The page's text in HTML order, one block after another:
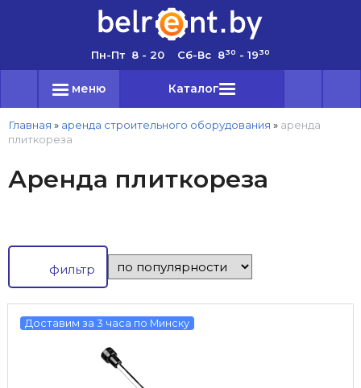
Пн-Пт 8 - 20 Сб-Вс 830 - 1930
меню Каталог
Главная » аренда строительного оборудования » аренда
плиткореза
Аренда плиткореза
фильтр
Доставим за 3 часа по Минску